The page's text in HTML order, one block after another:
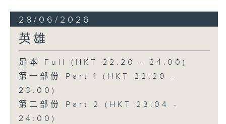
28/06/2026
英雄
足本 Full (HKT 22:20 - 24:00)
第一部份 Part 1 (HKT 22:20 -
23:00)
第二部份 Part 2 (HKT 23:04 -
24:00)